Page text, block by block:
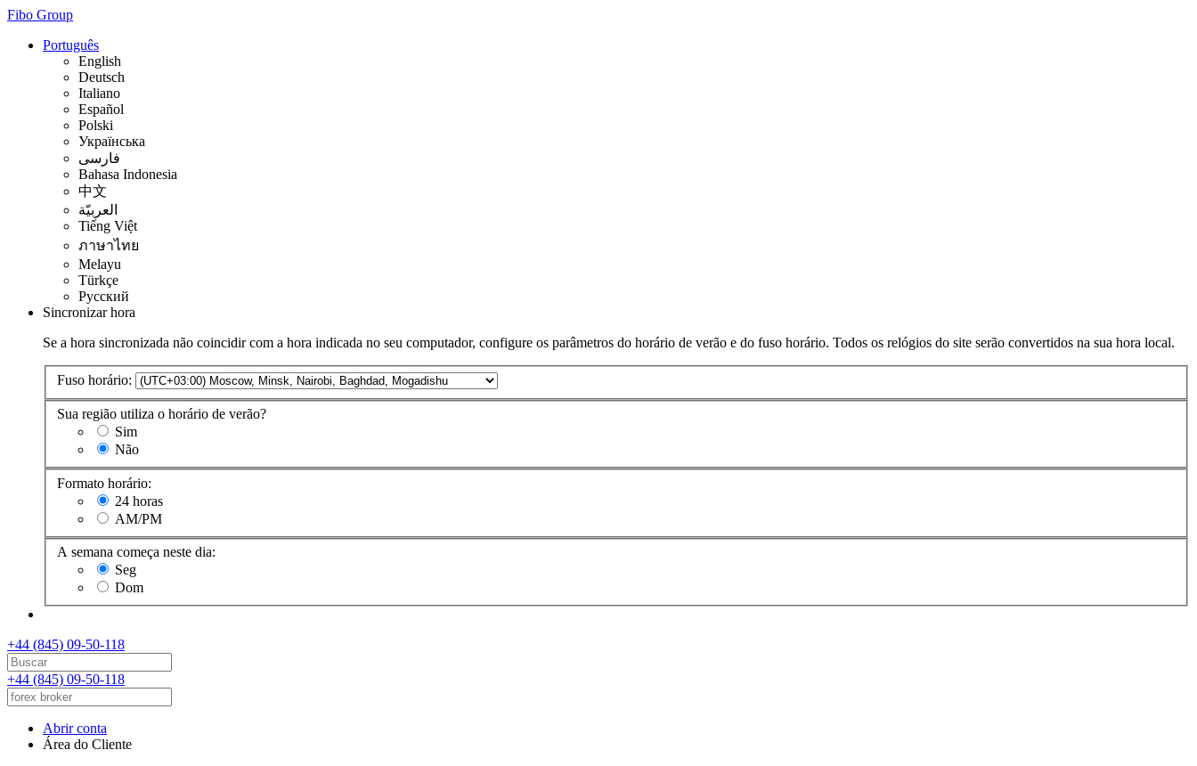
Fibo Group
Português
English
Deutsch
Italiano
Español
Polski
Українська
فارسی
Bahasa Indonesia
中文
العربيّة
Tiếng Việt
ภาษาไทย
Melayu
Türkçe
Русский
Sincronizar hora
Se a hora sincronizada não coincidir com a hora indicada no seu computador, configure os parâmetros do horário de verão e do fuso horário. Todos os relógios do site serão convertidos na sua hora local.
Fuso horário:
Sua região utiliza o horário de verão?
Sim
Não
Formato horário:
24 horas
AM/PM
A semana começa neste dia:
Seg
Dom
+44 (845) 09-50-118
+44 (845) 09-50-118
Abrir conta
Área do Cliente